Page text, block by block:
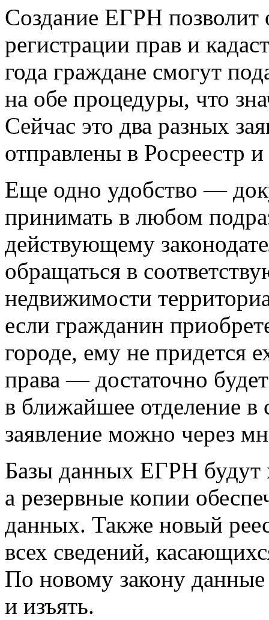
Создание ЕГРН позволит
регистрации прав и
года граждане смогут
на обе процедуры, что
Сейчас это два разных
отправлены в Росреестр
Еще одно удобство —
принимать в любом
действующему
обращаться в
недвижимости
если гражданин
городе, ему не придется
права — достаточно
в ближайшее отделение в
заявление можно через
Базы данных ЕГРН будут
а резервные копии
данных. Также новый
всех сведений,
По новому закону данные
и изъять.